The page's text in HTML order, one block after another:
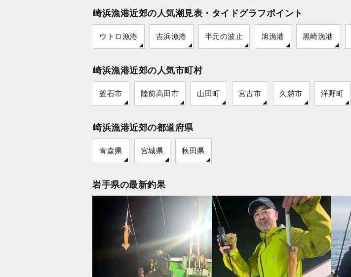
崎浜漁港近郊の人気潮見表・タイドグラフポイント
ウトロ漁港 吉浜漁港 半元の波止 旭漁港 黒崎漁港
崎浜漁港近郊の人気市町村
釜石市 陸前高田市 山田町 宮古市 久慈市 洋野町
崎浜漁港近郊の都道府県
青森県 宮城県 秋田県
岩手県の最新釣果